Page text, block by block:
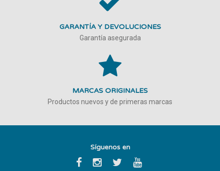
GARANTÍA Y DEVOLUCIONES
Garantía asegurada
MARCAS ORIGINALES
Productos nuevos y de primeras marcas
Síguenos en